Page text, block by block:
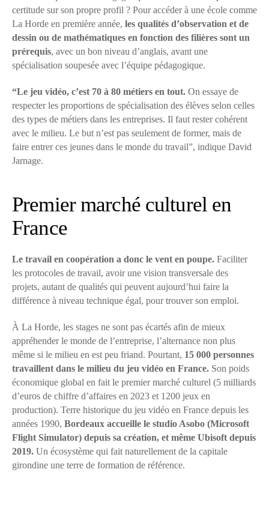
certitude sur son propre profil ? Pour accéder à une école comme
La Horde en première année, les qualités d’observation et de
dessin ou de mathématiques en fonction des filières sont un
prérequis, avec un bon niveau d’anglais, avant une
spécialisation soupesée avec l’équipe pédagogique.
“Le jeu vidéo, c’est 70 à 80 métiers en tout. On essaye de
respecter les proportions de spécialisation des élèves selon celles
des types de métiers dans les entreprises. Il faut rester cohérent
avec le milieu. Le but n’est pas seulement de former, mais de
faire entrer ces jeunes dans le monde du travail”, indique David
Jarnage.
Premier marché culturel en
France
Le travail en coopération a donc le vent en poupe. Faciliter
les protocoles de travail, avoir une vision transversale des
projets, autant de qualités qui peuvent aujourd’hui faire la
différence à niveau technique égal, pour trouver son emploi.
À La Horde, les stages ne sont pas écartés afin de mieux
appréhender le monde de l’entreprise, l’alternance non plus
même si le milieu en est peu friand. Pourtant, 15 000 personnes
travaillent dans le milieu du jeu vidéo en France. Son poids
économique global en fait le premier marché culturel (5 milliards
d’euros de chiffre d’affaires en 2023 et 1200 jeux en
production). Terre historique du jeu vidéo en France depuis les
années 1990, Bordeaux accueille le studio Asobo (Microsoft
Flight Simulator) depuis sa création, et même Ubisoft depuis
2019. Un écosystème qui fait naturellement de la capitale
girondine une terre de formation de référence.